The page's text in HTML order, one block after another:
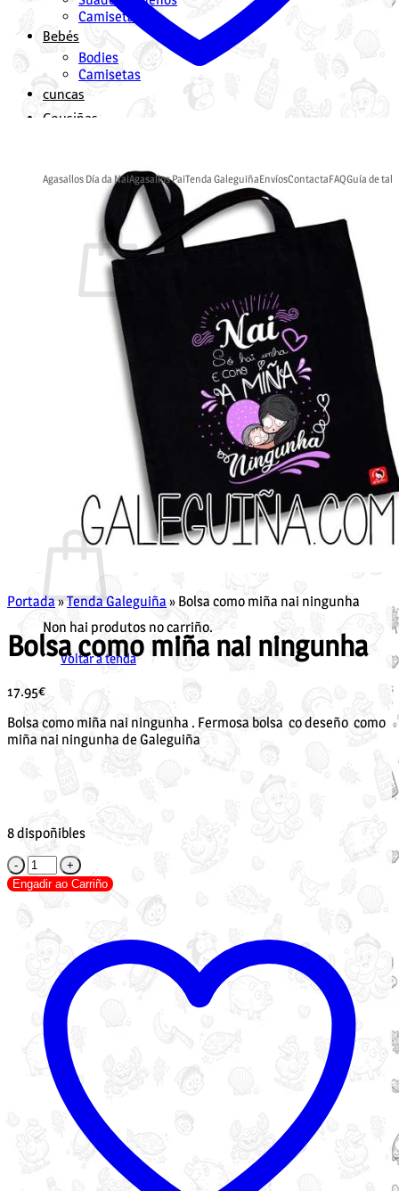
Camisetas
Bebés
Bodies
Camisetas
cuncas
Cousiñas
Agasallos Día da NaiAgasallos PaiTenda GaleguiñaEnvíosContactaFAQGuía de
Non hai produtos no carriño.
Voltar á tenda
Carriño
Non hai produtos no carriño.
Voltar á tenda
Portada»Tenda Galeguiña » Bolsa como miña nai ningunha
Bolsa como miña nai ningunha
17.95€
Bolsa como miña nai ningunha . Fermosa bolsa co deseño como
miña nai ningunha de Galeguiña
8 dispoñibles
Bolsa
como
miña
nai
ningunha
cantidade
Engadir ao Carriño